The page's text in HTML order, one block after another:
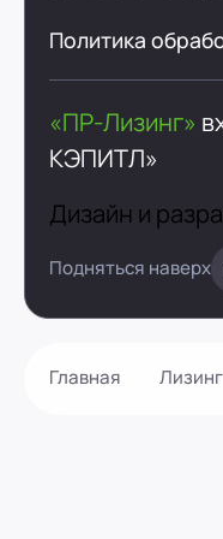
Главная Лизинг
Политика
«ПР-Лизинг»
КЭПИТЛ»
Дизайн и
Подняться наверх